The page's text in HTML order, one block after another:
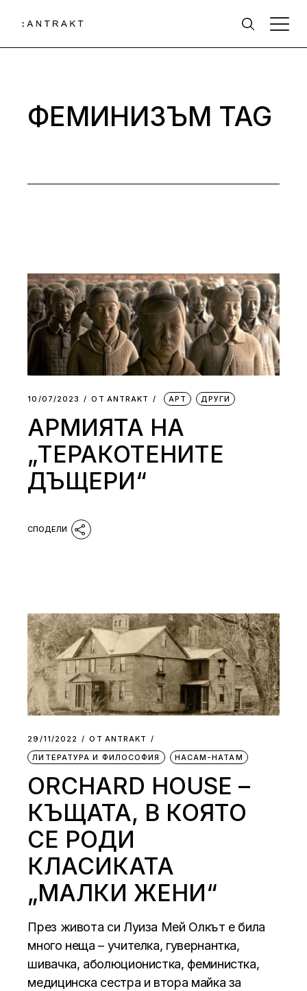
ФЕМИНИЗЪМ TAG
10/07/2023 ОТ АNTRAKT АРТ ДРУГИ
АРМИЯТА НА
„ТЕРАКОТЕНИТЕ
ДЪЩЕРИ“
29/11/2022 ОТ АNTRAKT
ЛИТЕРАТУРА И ФИЛОСОФИЯ
НАСАМ-НАТАМ
ORCHARD HOUSE –
КЪЩАТА, В КОЯТО
СЕ РОДИ
КЛАСИКАТА
„МАЛКИ ЖЕНИ“
През живота си Луиза Мей Олкът е била
много неща – учителка, гувернантка,
шивачка, аболюционистка, феминистка,
медицинска сестра и втора майка за